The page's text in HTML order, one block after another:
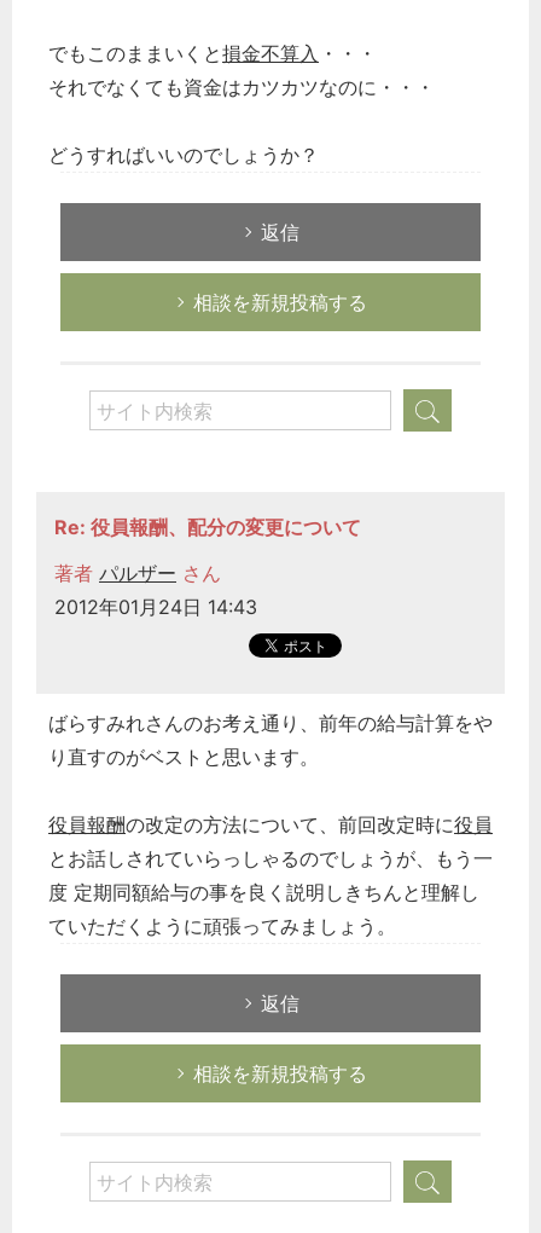
でもこのままいくと損金不算入 ・・・
それでなくても資金はカツカツなのに・・・
どうすればいいのでしょうか？
返信
相談を新規投稿する
Re: 役員報酬、配分の変更について
著者 パルザー さん
2012年01月24日 14:43
ばらすみれさんのお考え通り、前年の給与計算をや
り直すのがベストと思います。
役員報酬の改定の方法について、前回改定時に役員
とお話しされていらっしゃるのでしょうが、もう一
度 定期同額給与の事を良く説明しきちんと理解し
ていただくように頑張ってみましょう。
返信
相談を新規投稿する